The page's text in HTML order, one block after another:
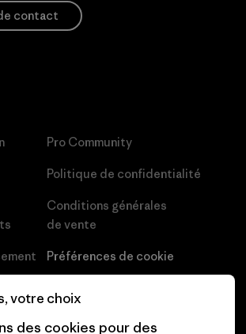
contact
Pro Community
Politique de confidentialité
Conditions générales
de vente
Préférences de cookie
Presse et media
votre choix
des cookies pour des